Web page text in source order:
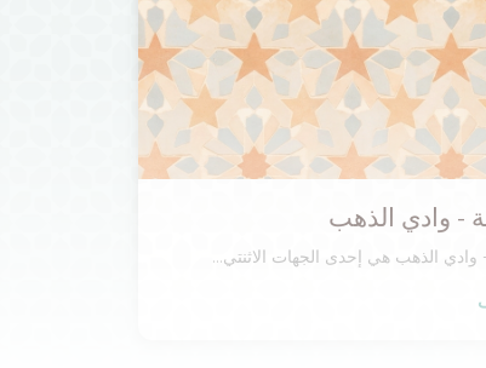
- وادي الذهب
وادي الذهب هي إحدى الجهات الاثنتي...